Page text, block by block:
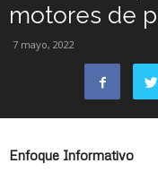
motores de
7 mayo, 2022
Enfoque Informativo